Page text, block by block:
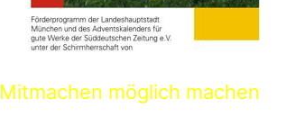
Mitmachen möglich machen